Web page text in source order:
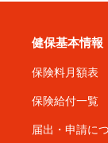
健保基本情報
保険料月額表
保険給付一覧
届出・申請に